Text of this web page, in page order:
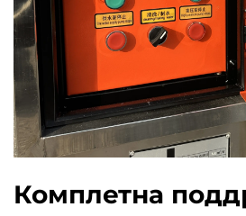
Комплетна